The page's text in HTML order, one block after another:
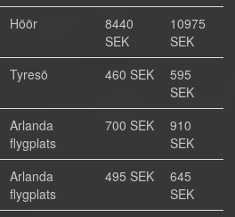
Höör
8440
SEK
10975
SEK
Tyresö 460 SEK
595
SEK
Arlanda
flygplats
700 SEK
910
SEK
Arlanda
flygplats
495 SEK
645
SEK